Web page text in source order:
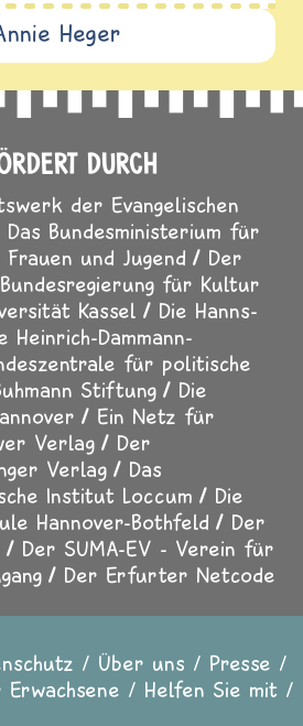
Heger
DURCH
der Evangelischen
Das Bundesministerium für
und Jugend
Der
für Kultur
Kassel
Die Hanns-
Heinrich-Dammann-
für politische
Stiftung
Die
Ein Netz für
Verlag
Der
Verlag
Das
Institut Loccum
Die
Hannover-Bothfeld
Der
Der SUMA-EV - Verein für
Der Erfurter Netcode
Über uns
Presse
Erwachsene
Helfen Sie mit